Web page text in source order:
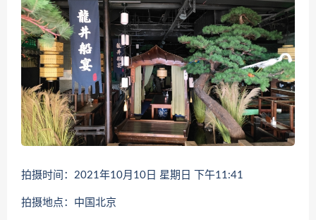
拍摄时间：2021年10月10日 星期日 下午11:41
拍摄地点：中国北京